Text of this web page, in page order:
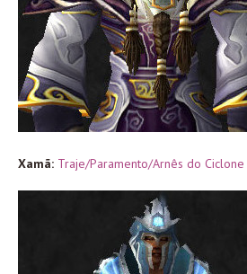
Xamã: Traje/Paramento/Arnês do Ciclone